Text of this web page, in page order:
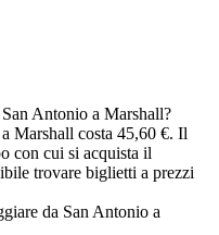
Antonio a Marshall?
Marshall costa 45,60 €. Il
con cui si acquista il
trovare biglietti a prezzi
da San Antonio a